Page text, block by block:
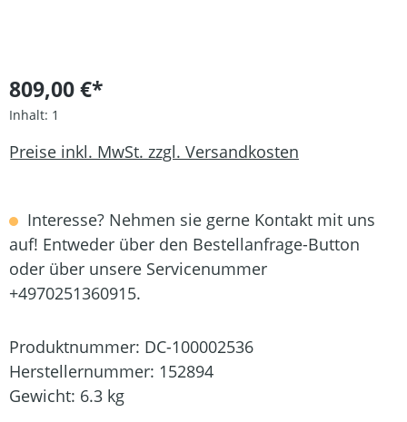
809,00 €*
Inhalt: 1
Preise inkl. MwSt. zzgl. Versandkosten
Interesse? Nehmen sie gerne Kontakt mit uns
auf! Entweder über den Bestellanfrage-Button
oder über unsere Servicenummer
+4970251360915.
Produktnummer: DC-100002536
Herstellernummer: 152894
Gewicht: 6.3 kg